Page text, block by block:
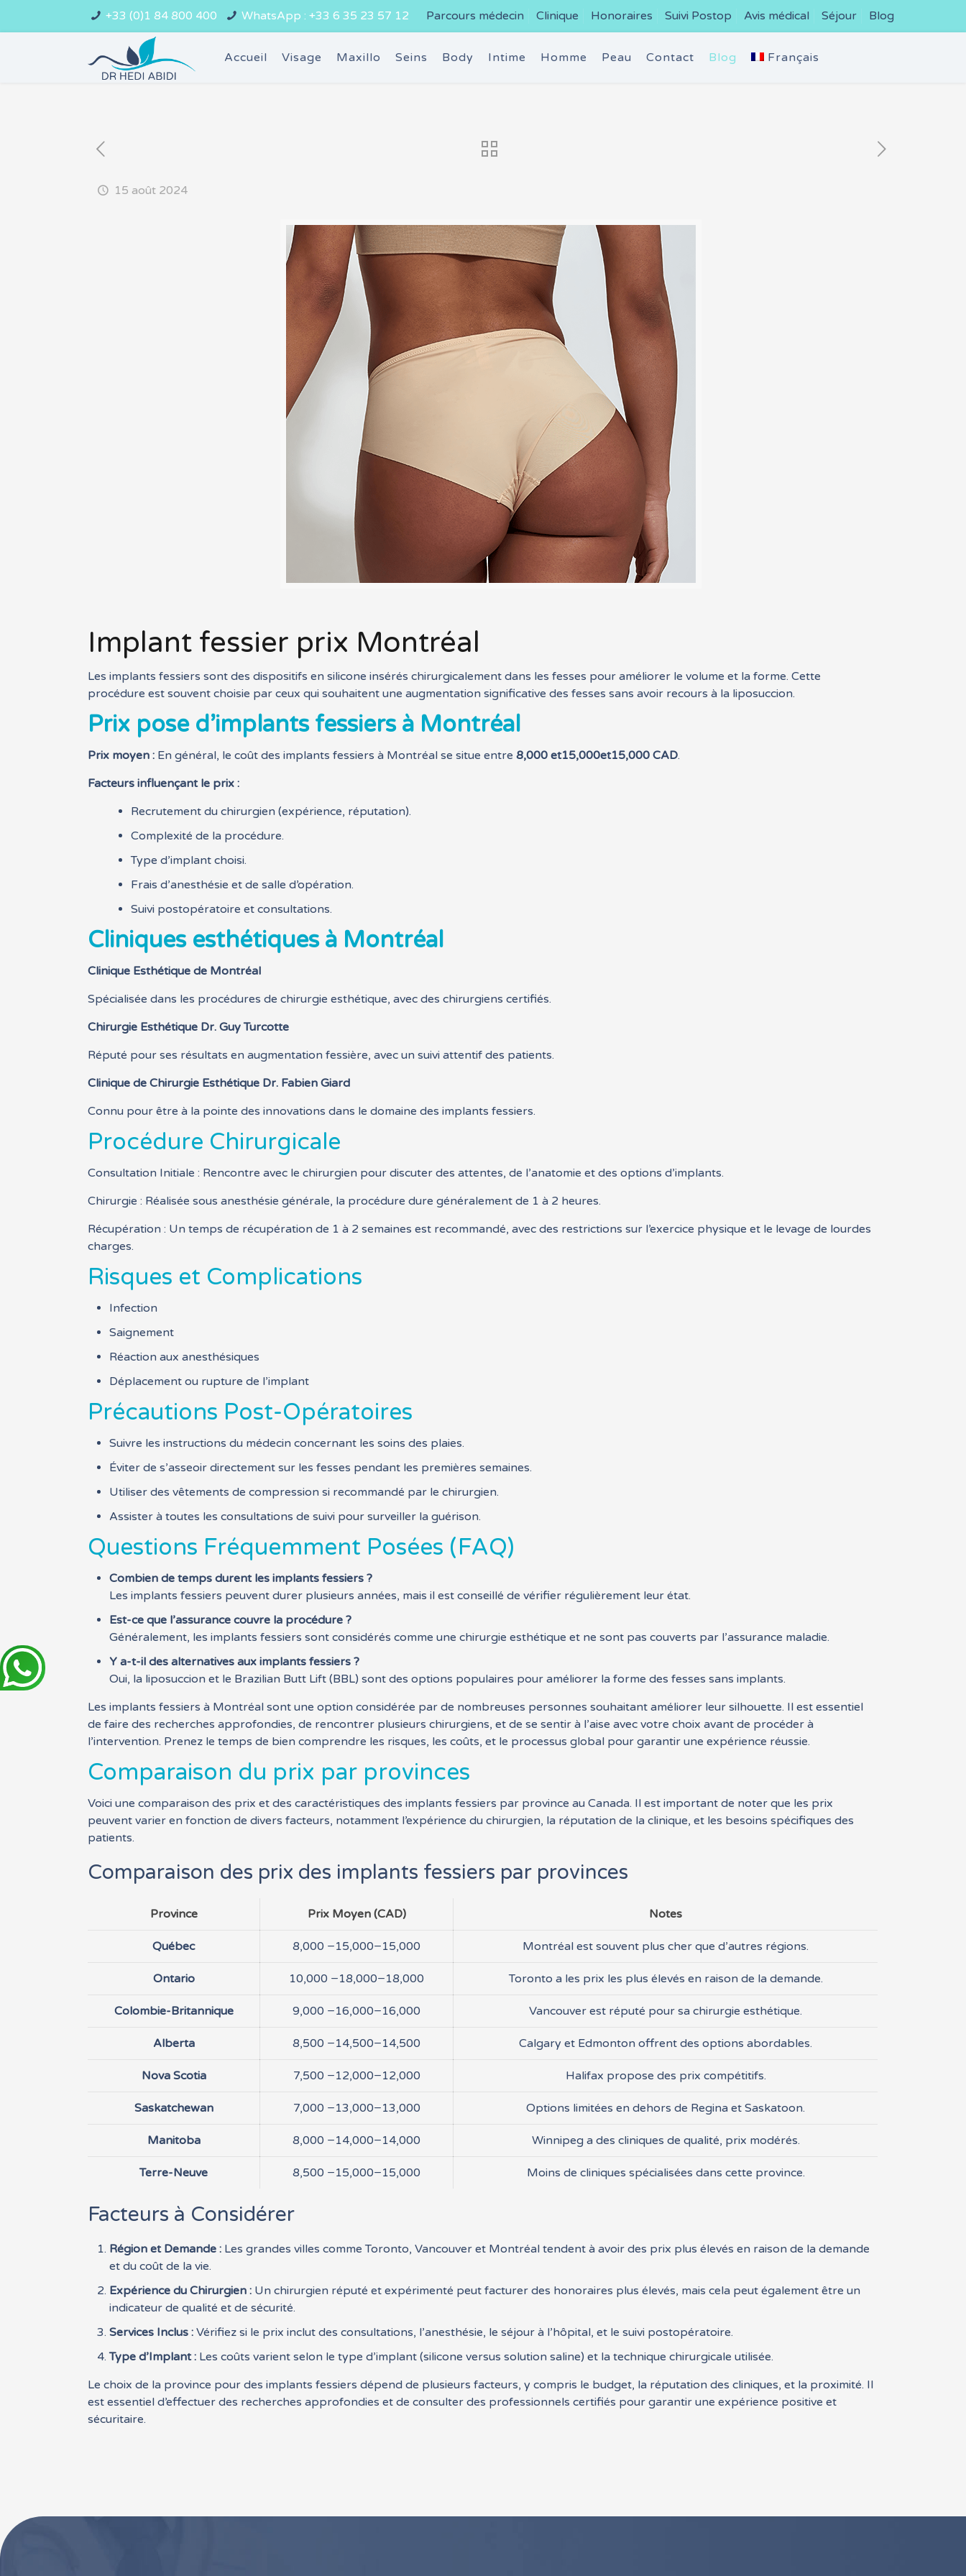
+33 (0)1 84 800 400 WhatsApp : +33 6 35 23 57 12 Parcours médecin Clinique Honoraires Suivi Postop Avis médical Séjour Blog
Accueil Visage Maxillo Seins Body Intime Homme Peau Contact Blog Français
15 août 2024
Implant fessier prix Montréal
Les implants fessiers sont des dispositifs en silicone insérés chirurgicalement dans les fesses pour améliorer le volume et la forme. Cette
procédure est souvent choisie par ceux qui souhaitent une augmentation significative des fesses sans avoir recours à la liposuccion.
Prix pose d’implants fessiers à Montréal
Prix moyen : En général, le coût des implants fessiers à Montréal se situe entre8,000et15,000et15,000 CAD.
Facteurs influençant le prix :
Recrutement du chirurgien (expérience, réputation).
Complexité de la procédure.
Type d’implant choisi.
Frais d’anesthésie et de salle d’opération.
Suivi postopératoire et consultations.
Cliniques esthétiques à Montréal
Clinique Esthétique de Montréal
Spécialisée dans les procédures de chirurgie esthétique, avec des chirurgiens certifiés.
Chirurgie Esthétique Dr. Guy Turcotte
Réputé pour ses résultats en augmentation fessière, avec un suivi attentif des patients.
Clinique de Chirurgie Esthétique Dr. Fabien Giard
Connu pour être à la pointe des innovations dans le domaine des implants fessiers.
Procédure Chirurgicale
Consultation Initiale : Rencontre avec le chirurgien pour discuter des attentes, de l’anatomie et des options d’implants.
Chirurgie : Réalisée sous anesthésie générale, la procédure dure généralement de 1 à 2 heures.
Récupération : Un temps de récupération de 1 à 2 semaines est recommandé, avec des restrictions sur l’exercice physique et le levage de lourdes
charges.
Risques et Complications
Infection
Saignement
Réaction aux anesthésiques
Déplacement ou rupture de l’implant
Précautions Post-Opératoires
Suivre les instructions du médecin concernant les soins des plaies.
Éviter de s’asseoir directement sur les fesses pendant les premières semaines.
Utiliser des vêtements de compression si recommandé par le chirurgien.
Assister à toutes les consultations de suivi pour surveiller la guérison.
Questions Fréquemment Posées (FAQ)
Combien de temps durent les implants fessiers ?
Les implants fessiers peuvent durer plusieurs années, mais il est conseillé de vérifier régulièrement leur état.
Est-ce que l’assurance couvre la procédure ?
Généralement, les implants fessiers sont considérés comme une chirurgie esthétique et ne sont pas couverts par l’assurance maladie.
Y a-t-il des alternatives aux implants fessiers ?
Oui, la liposuccion et le Brazilian Butt Lift (BBL) sont des options populaires pour améliorer la forme des fesses sans implants.
Les implants fessiers à Montréal sont une option considérée par de nombreuses personnes souhaitant améliorer leur silhouette. Il est essentiel
de faire des recherches approfondies, de rencontrer plusieurs chirurgiens, et de se sentir à l’aise avec votre choix avant de procéder à
l’intervention. Prenez le temps de bien comprendre les risques, les coûts, et le processus global pour garantir une expérience réussie.
Comparaison du prix par provinces
Voici une comparaison des prix et des caractéristiques des implants fessiers par province au Canada. Il est important de noter que les prix
peuvent varier en fonction de divers facteurs, notamment l’expérience du chirurgien, la réputation de la clinique, et les besoins spécifiques des
patients.
Comparaison des prix des implants fessiers par provinces
Province Prix Moyen (CAD) Notes
Québec 8,000 −15,000−15,000 Montréal est souvent plus cher que d’autres régions.
Ontario 10,000 −18,000−18,000 Toronto a les prix les plus élevés en raison de la demande.
Colombie-Britannique 9,000 −16,000−16,000 Vancouver est réputé pour sa chirurgie esthétique.
Alberta 8,500 −14,500−14,500 Calgary et Edmonton offrent des options abordables.
Nova Scotia 7,500 −12,000−12,000 Halifax propose des prix compétitifs.
Saskatchewan 7,000 −13,000−13,000 Options limitées en dehors de Regina et Saskatoon.
Manitoba 8,000 −14,000−14,000 Winnipeg a des cliniques de qualité, prix modérés.
Terre-Neuve 8,500 −15,000−15,000 Moins de cliniques spécialisées dans cette province.
Facteurs à Considérer
Région et Demande : Les grandes villes comme Toronto, Vancouver et Montréal tendent à avoir des prix plus élevés en raison de la demande
et du coût de la vie.
Expérience du Chirurgien : Un chirurgien réputé et expérimenté peut facturer des honoraires plus élevés, mais cela peut également être un
indicateur de qualité et de sécurité.
Services Inclus : Vérifiez si le prix inclut des consultations, l’anesthésie, le séjour à l’hôpital, et le suivi postopératoire.
Type d’Implant : Les coûts varient selon le type d’implant (silicone versus solution saline) et la technique chirurgicale utilisée.
Le choix de la province pour des implants fessiers dépend de plusieurs facteurs, y compris le budget, la réputation des cliniques, et la proximité. Il
est essentiel d’effectuer des recherches approfondies et de consulter des professionnels certifiés pour garantir une expérience positive et
sécuritaire.